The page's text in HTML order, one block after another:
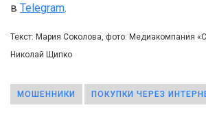
в Telegram.
Текст: Мария Соколова, фото: Медиакомпания
Николай Щипко
МОШЕННИКИ ПОКУПКИ ЧЕРЕЗ